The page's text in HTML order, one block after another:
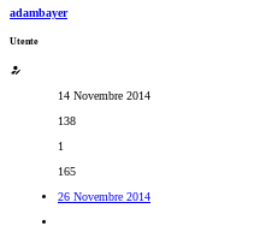
adambayer
Utente
14 Novembre 2014
138
1
165
26 Novembre 2014